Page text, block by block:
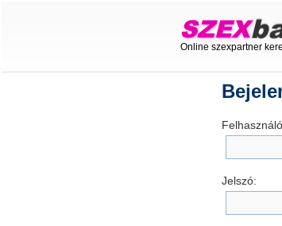
Online szexpartner
Jelszó: